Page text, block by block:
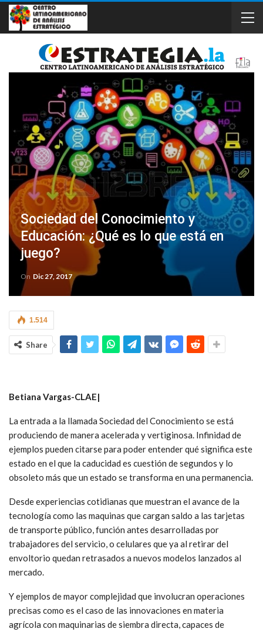
Sociedad del Conocimiento y
Educación: ¿Qué es lo que está en
juego?
On Dic 27, 2017
1.514
Share
Betiana Vargas-CLAE|
La entrada a la llamada Sociedad del Conocimiento se está
produciendo de manera acelerada y vertiginosa. Infinidad de
ejemplos pueden citarse para poder entender qué significa este
estado en el que la caducidad es cuestión de segundos y lo
obsoleto más que un estado se transforma en una permanencia.
Desde experiencias cotidianas que muestran el avance de la
tecnología como las maquinas que cargan saldo a las tarjetas
de transporte público, función antes desarrolladas por
trabajadores del servicio, o celulares que ya al retirar del
envoltorio quedan retrasados a nuevos modelos lanzados al
mercado.
Y ejemplos de mayor complejidad que involucran operaciones
precisas como es el caso de las innovaciones en materia
agrícola con maquinarias de siembra directa, capaces de